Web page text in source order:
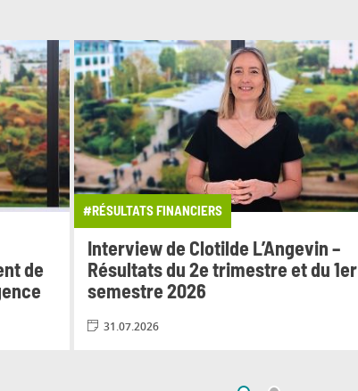
de
#RÉSULTATS FINANCIERS
Interview de Clotilde L’Angevin –
Résultats du 2e trimestre et du 1er
semestre 2026
31.07.2026